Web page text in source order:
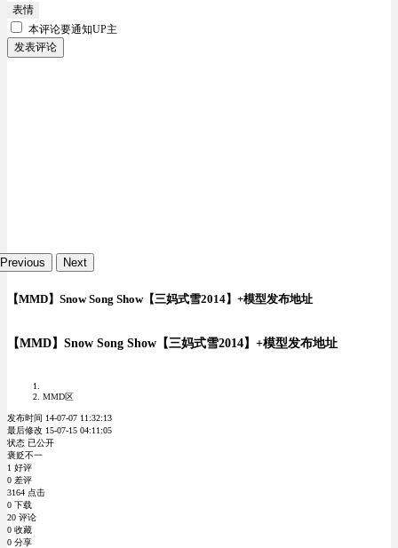
表情
本评论要通知UP主
发表评论
Previous Next
【MMD】Snow Song Show【三妈式雪2014】+模型发布地址
【MMD】Snow Song Show【三妈式雪2014】+模型发布地址
MMD区
发布时间 14-07-07 11:32:13
最后修改 15-07-15 04:11:05
状态 已公开
褒贬不一
1 好评
0 差评
3164 点击
0 下载
20 评论
0 收藏
0 分享